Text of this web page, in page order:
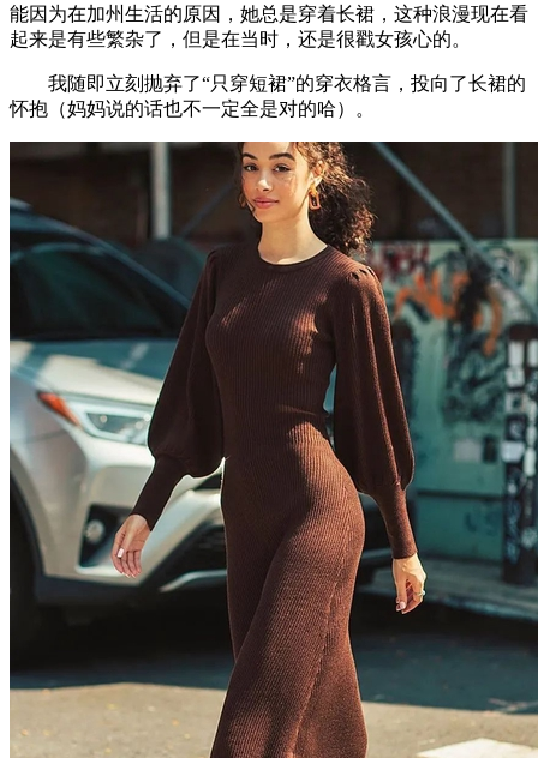
能因为在加州生活的原因，她总是穿着长裙，这种浪漫现在看
起来是有些繁杂了，但是在当时，还是很戳女孩心的。
我随即立刻抛弃了“只穿短裙”的穿衣格言，投向了长裙的
怀抱（妈妈说的话也不一定全是对的哈）。